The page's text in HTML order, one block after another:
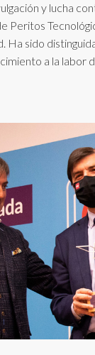
y lucha
Peritos
Ha sido
a la labor